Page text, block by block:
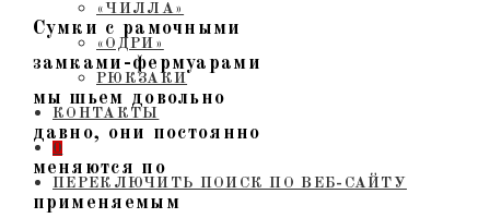
«ЧИЛЛА»
«ОДРИ»
РЮКЗАКИ
КОНТАКТЫ
0
ПЕРЕКЛЮЧИТЬ ПОИСК ПО ВЕБ-САЙТУ
Сумки с рамочными
замками-фермуарами
мы шьем довольно
давно, они постоянно
меняются по
применяемым